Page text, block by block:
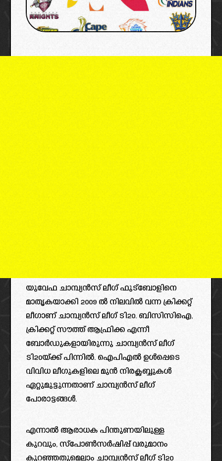
യുവേഫ ചാമ്പ്യൻസ് ലീഗ് ഫുട്ബോളിനെ
മാതൃകയാക്കി 2009 ൽ നിലവിൽ വന്ന ക്രിക്കറ്റ്
ലീഗാണ് ചാമ്പ്യൻസ് ലീഗ് ടി20. ബിസിസിഐ,
ക്രിക്കറ്റ് സൗത്ത് ആഫ്രിക്ക എന്നീ
ബോർഡുകളായിരുന്നു ചാമ്പ്യൻസ് ലീഗ്
ടി20യ്ക്ക് പിന്നിൽ. ഐപിഎൽ ഉൾപ്പെടെ
വിവിധ ലീഗുകളിലെ മുൻ നിരക്ലബ്ബുകൾ
ഏറ്റുമുട്ടുന്നതാണ് ചാമ്പ്യൻസ് ലീഗ്
പോരാട്ടങ്ങൾ.
എന്നാൽ ആരാധക പിന്തുണയിലുള്ള
കുറവും, സ്‌പോൺസർഷിപ്പ് വരുമാനം
കുറഞ്ഞതുമെല്ലാം ചാമ്പ്യൻസ് ലീഗ് ടി20